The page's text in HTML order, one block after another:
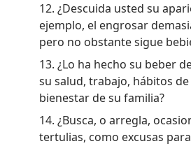
12. ¿Descuida usted su
ejemplo, el engrosar
pero no obstante sigue
13. ¿Lo ha hecho su beber
su salud, trabajo, hábitos
bienestar de su familia?
14. ¿Busca, o arregla,
tertulias, como excusas